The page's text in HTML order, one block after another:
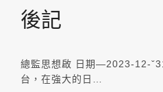
後記
總監思想啟 日期—2023-12-
台，在強大的日…